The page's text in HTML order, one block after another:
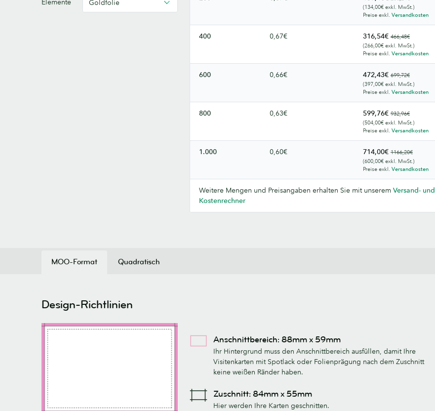
Elemente Goldfolie
(134,00€ exkl. MwSt.)
Preise exkl. Versandkosten
400 0,67€ 316,54€ 466,48€
(266,00€ exkl. MwSt.)
Preise exkl. Versandkosten
600 0,66€ 472,43€ 699,72€
(397,00€ exkl. MwSt.)
Preise exkl. Versandkosten
800 0,63€ 599,76€ 932,96€
(504,00€ exkl. MwSt.)
Preise exkl. Versandkosten
1.000 0,60€ 714,00€ 1166,20€
(600,00€ exkl. MwSt.)
Preise exkl. Versandkosten
Weitere Mengen und Preisangaben erhalten Sie mit unserem Versand- und
Kostenrechner
MOO-Format
Design-Richtlinien
Anschnittbereich: 88mm x 59mm
Ihr Hintergrund muss den Anschnittbereich ausfüllen, damit Ihre
Visitenkarten mit Spotlack oder Folienprägung nach dem Zuschnitt
keine weißen Ränder haben.
Zuschnitt: 84mm x 55mm
Hier werden Ihre Karten geschnitten.
Quadratisch